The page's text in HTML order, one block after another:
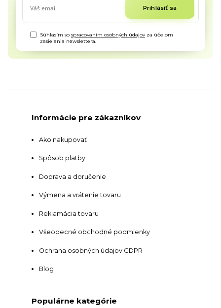
Prihlásiť sa
Súhlasím sospracovaním osobných údajovza účelom
zasielania newslettera.
Informácie pre zákazníkov
Ako nakupovať
Spôsob platby
Doprava a doručenie
Výmena a vrátenie tovaru
Reklamácia tovaru
Všeobecné obchodné podmienky
Ochrana osobných údajov GDPR
Blog
Populárne kategórie